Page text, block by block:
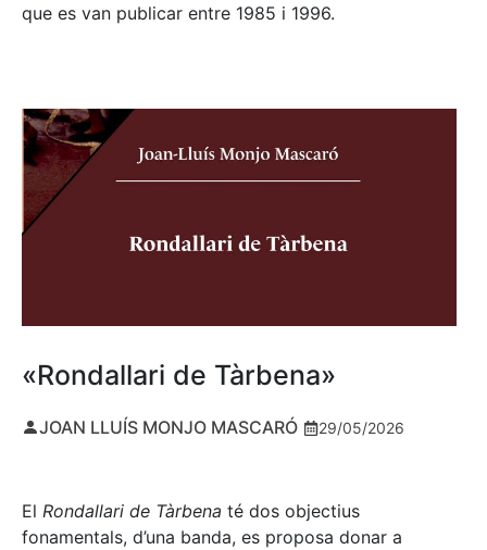
que es van publicar entre 1985 i 1996.
«Rondallari de Tàrbena»
JOAN LLUÍS MONJO MASCARÓ 29/05/2026
El Rondallari de Tàrbena té dos objectius
fonamentals, d’una banda, es proposa donar a